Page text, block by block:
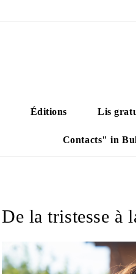
Éditions Lis
Contacts" in
De la tristesse à